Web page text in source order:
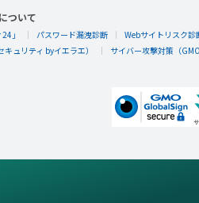
ついて
」 パスワード漏洩診断 Webサイトリスク診
ュリティ byイエラエ） サイバー攻撃対策（